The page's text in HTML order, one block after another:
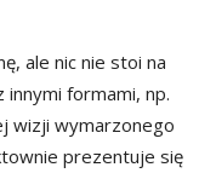
ale nic nie stoi na
innymi formami, np.
wizji wymarzonego
prezentuje się